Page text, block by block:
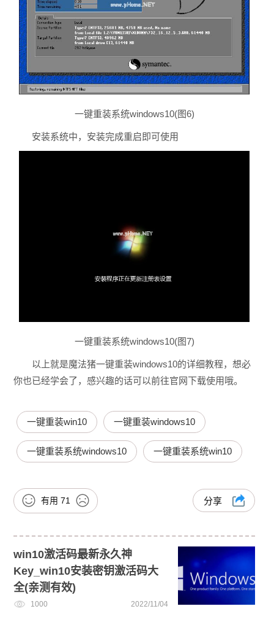
一键重装系统windows10(图6)
安装系统中，安装完成重启即可使用
一键重装系统windows10(图7)
以上就是魔法猪一键重装windows10的详细教程，想必
你也已经学会了，感兴趣的话可以前往官网下载使用哦。
一键重装win10 一键重装windows10
一键重装系统windows10 一键重装系统win10
有用 71 分享
win10激活码最新永久神
Key_win10安装密钥激活码大
全(亲测有效)
1000 2022/11/04